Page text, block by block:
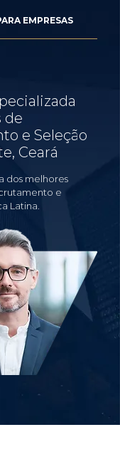
EMPRESAS
de
e Seleção
Ceará
dos melhores
e
Latina.